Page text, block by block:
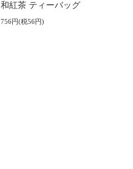
和紅茶 ティーバッグ
756円(税56円)